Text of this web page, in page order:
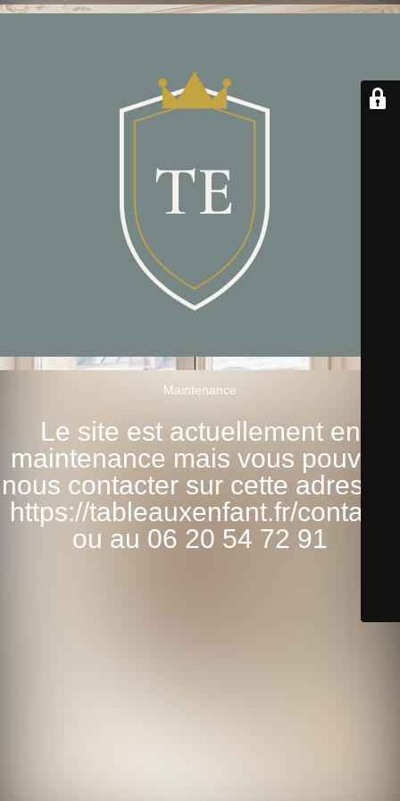
Maintenance
Le site est actuellement en
maintenance mais vous pouvez
nous contacter sur cette adresse:
https://tableauxenfant.fr/contact/
ou au 06 20 54 72 91